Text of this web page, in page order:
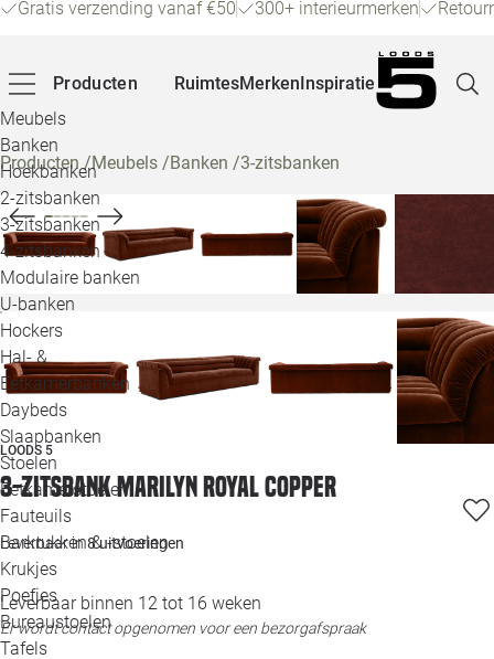
Gratis verzending vanaf €50 300+ interieurmerken
Producten
Meubels
Banken
Hoekbanken
2-zitsbanken
3-zitsbanken
4-zitsbanken
Modulaire banken
U-banken
Hockers
Hal- &
Eetkamerbanken
Daybeds
Slaapbanken
Stoelen
Eetkamerstoelen
Fauteuils
Barkrukken & -stoelen
Krukjes
Poefjes
Bureaustoelen
Tafels
RuimtesMerkenInspiratie
Producten/Meubels /Banken /3-zitsbanken
LOODS 5
3-zitsbank Marilyn royal copper
Leverbaar in8 uitvoeringen
Leverbaar binnen 12 tot 16 weken
Er wordt contact opgenomen voor een bezorgafspraak